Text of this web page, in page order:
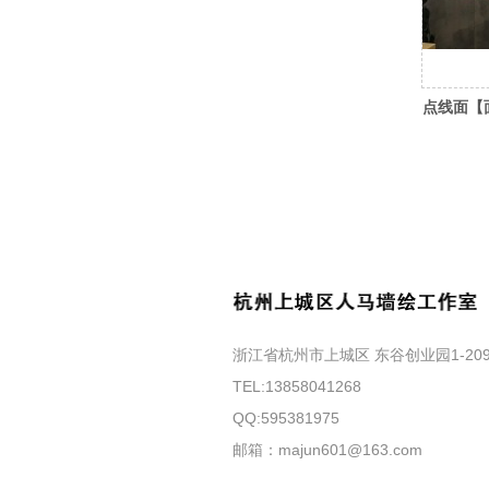
点线面【
浙江省杭州市上城区 东谷创业园1-
TEL:13858041268
QQ:595381975
邮箱：majun601@163.com